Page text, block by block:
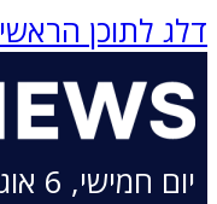
דלג לתוכן הראשי
יום חמישי, 6 אוג, 21:33